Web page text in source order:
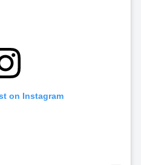
on Instagram